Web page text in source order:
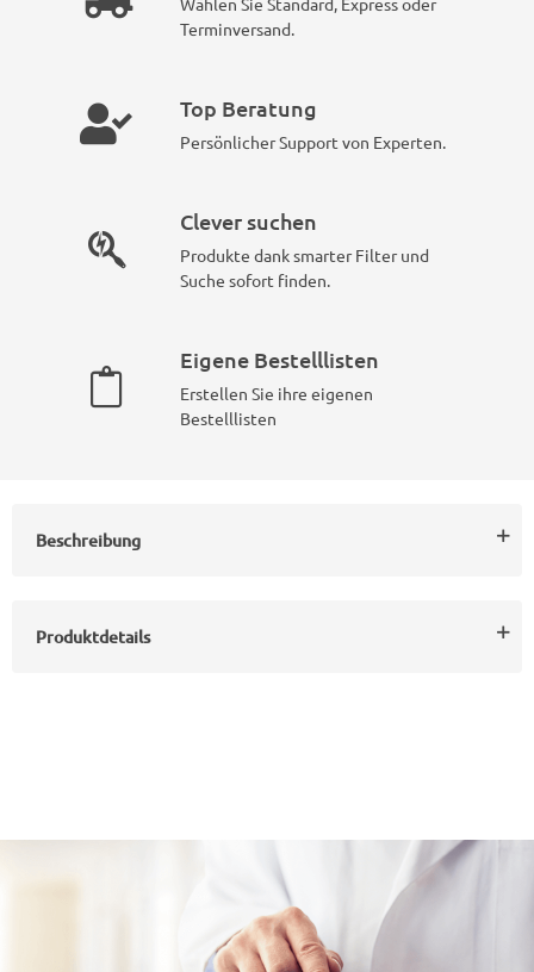
Terminversand.
Top Beratung
Persönlicher Support von Experten.
Clever suchen
Produkte dank smarter Filter und
Suche sofort finden.
Eigene Bestelllisten
Erstellen Sie ihre eigenen
Bestelllisten
Beschreibung
Produktdetails